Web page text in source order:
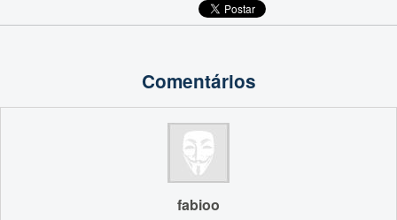
Comentários
fabioo